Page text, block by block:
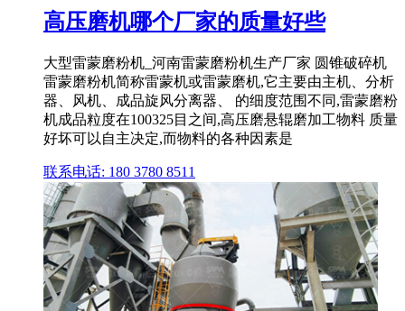
高压磨机哪个厂家的质量好些
大型雷蒙磨粉机_河南雷蒙磨粉机生产厂家 圆锥破碎机
雷蒙磨粉机简称雷蒙机或雷蒙磨机,它主要由主机、分析
器、风机、成品旋风分离器、 的细度范围不同,雷蒙磨粉
机成品粒度在100325目之间,高压磨悬辊磨加工物料 质量
好坏可以自主决定,而物料的各种因素是
联系电话: 180 3780 8511